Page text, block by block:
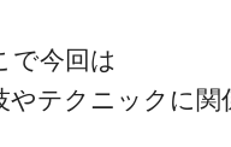
で今回は
やテクニックに関